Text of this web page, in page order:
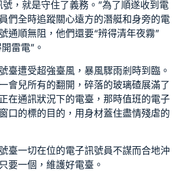
號，就是守住了義務。”為了順遂收到電
們全時追蹤關心遠方的潛艇和身旁的電
通順無阻，他們還要“辨得清年夜霧”
雷電”。
臺遭受超強臺風，暴風驟雨剎時到臨。
會兒所有的翻開，碎落的玻璃碴展滿了
在通訊狀況下的電臺，那時值班的電子
口的標的目的，用身材蓋住盡情殘虐的
臺一切在位的電子訊號員不謀而合地沖
要一個，維護好電臺。